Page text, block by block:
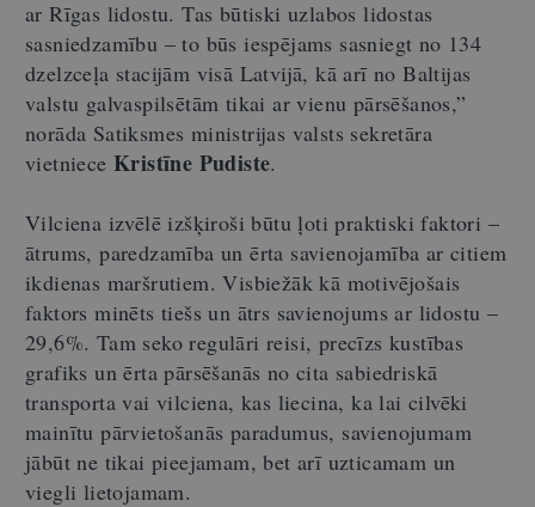
ar Rīgas lidostu. Tas būtiski uzlabos lidostas
sasniedzamību – to būs iespējams sasniegt no 134
dzelzceļa stacijām visā Latvijā, kā arī no Baltijas
valstu galvaspilsētām tikai ar vienu pārsēšanos,”
norāda Satiksmes ministrijas valsts sekretāra
vietnieceKristīne Pudiste.
Vilciena izvēlē izšķiroši būtu ļoti praktiski faktori –
ātrums, paredzamība un ērta savienojamība ar citiem
ikdienas maršrutiem. Visbiežāk kā motivējošais
faktors minēts tiešs un ātrs savienojums ar lidostu –
29,6%. Tam seko regulāri reisi, precīzs kustības
grafiks un ērta pārsēšanās no cita sabiedriskā
transporta vai vilciena, kas liecina, ka lai cilvēki
mainītu pārvietošanās paradumus, savienojumam
jābūt ne tikai pieejamam, bet arī uzticamam un
viegli lietojamam.